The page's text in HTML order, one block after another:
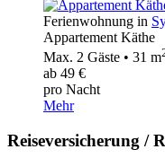
Ferienwohnung in
Appartement Käthe
Max. 2 Gäste • 31 m
ab 49 €
pro Nacht
Mehr
Reiseversicherung /